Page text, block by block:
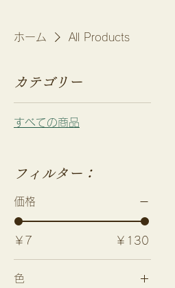
ホーム All Products
カテゴリー
すべての商品
フィルター：
価格
￥7 ￥130
色